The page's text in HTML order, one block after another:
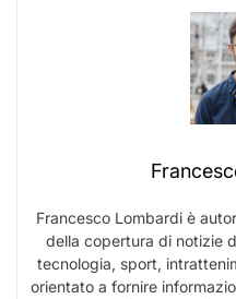
Francesco Lombardi è
della copertura di notizie
tecnologia, sport,
orientato a fornire